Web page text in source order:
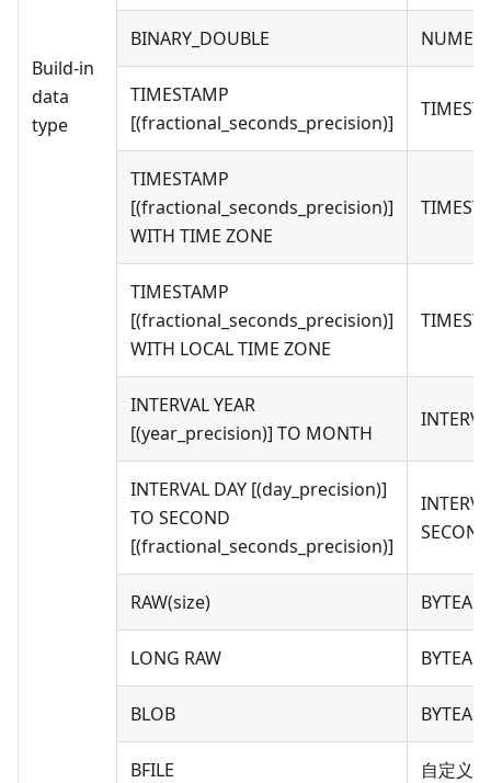
Build-in
data
type
BINARY_DOUBLE
TIMESTAMP
[(fractional_seconds_precision)]
TIMESTAMP
[(fractional_seconds_precision)]
WITH TIME ZONE
TIMESTAMP
[(fractional_seconds_precision)]
WITH LOCAL TIME ZONE
INTERVAL YEAR
[(year_precision)] TO MONTH
INTERVAL DAY [(day_precision)]
TO SECOND
[(fractional_seconds_precision)]
RAW(size) BYTEA
LONG RAW BYTEA
BLOB BYTEA
BFILE 自定义